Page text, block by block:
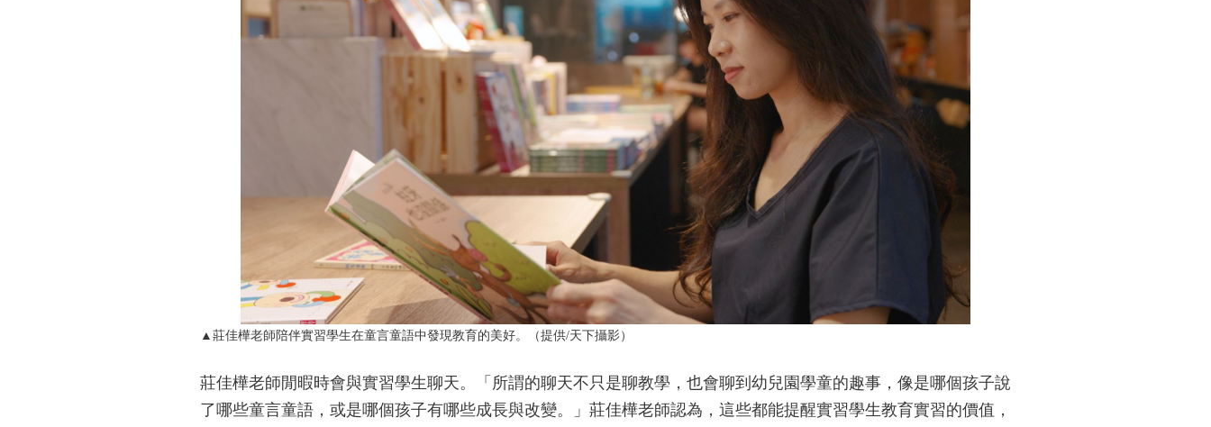
▲莊佳樺老師陪伴實習學生在童言童語中發現教育的美好。（提供/天下攝影）
莊佳樺老師閒暇時會與實習學生聊天。「所謂的聊天不只是聊教學，也會聊到幼兒園學童的趣事，像是哪個孩子說
了哪些童言童語，或是哪個孩子有哪些成長與改變。」莊佳樺老師認為，這些都能提醒實習學生教育實習的價值，